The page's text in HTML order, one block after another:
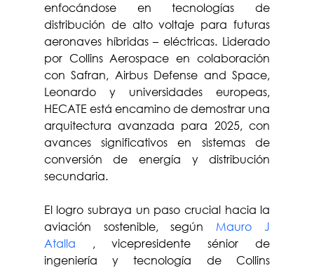
enfocándose en tecnologías de
distribución de alto voltaje para futuras
aeronaves híbridas – eléctricas. Liderado
por Collins Aerospace en colaboración
con Safran, Airbus Defense and Space,
Leonardo y universidades europeas,
HECATE está encamino de demostrar una
arquitectura avanzada para 2025, con
avances significativos en sistemas de
conversión de energía y distribución
secundaria.
El logro subraya un paso crucial hacia la
aviación sostenible, según Mauro J
Atalla , vicepresidente sénior de
ingeniería y tecnología de Collins